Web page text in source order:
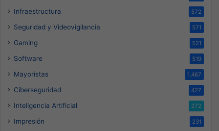
Infraestructura 572
Seguridad y Videovigilancia 571
Gaming 521
Software 519
Mayoristas 1.467
Ciberseguridad 427
Inteligencia Artificial 272
Impresión 231